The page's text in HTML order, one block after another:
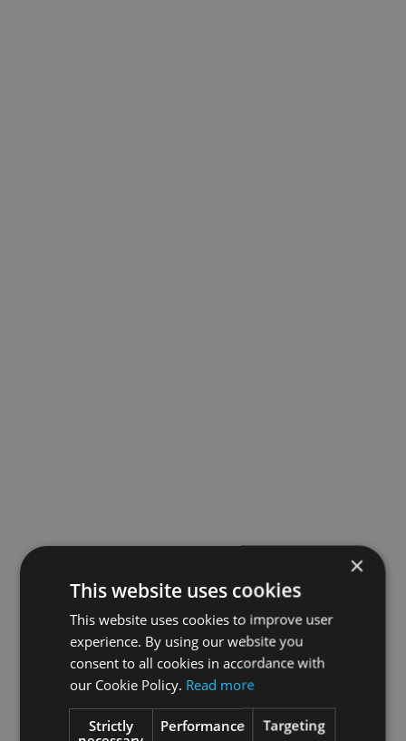
×
This website uses cookies
This website uses cookies to improve user
experience. By using our website you
consent to all cookies in accordance with
our Cookie Policy. Read more
Strictly
Performance Targeting